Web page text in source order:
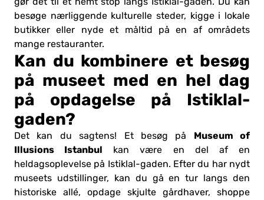
besøge nærliggende kulturelle steder, kigge i lokale
butikker eller nyde et måltid på en af områdets
mange restauranter.
Kan du kombinere et besøg
på museet med en hel dag
på opdagelse på Istiklal-
gaden?
Det kan du sagtens! Et besøg på Museum of
Illusions Istanbul kan være en del af en
heldagsoplevelse på Istiklal-gaden. Efter du har nydt
museets udstillinger, kan du gå en tur langs den
historiske allé, opdage skjulte gårdhaver, shoppe